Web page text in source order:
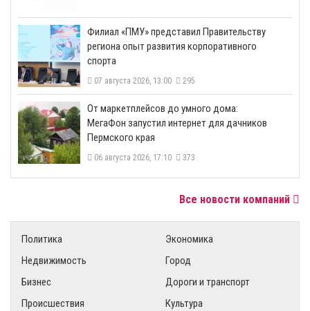
​Филиал «ПМУ» представил Правительству
региона опыт развития корпоративного
спорта
07 августа 2026, 13:00 295
От маркетплейсов до умного дома:
МегаФон запустил интернет для дачников
Пермского края
06 августа 2026, 17:10 373
Все новости компаний
Политика
Экономика
Недвижимость
Город
Бизнес
Дороги и транспорт
Происшествия
Культура